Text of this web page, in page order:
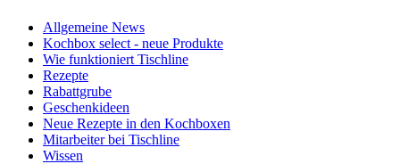
Allgemeine News
Kochbox select - neue Produkte
Wie funktioniert Tischline
Rezepte
Rabattgrube
Geschenkideen
Neue Rezepte in den Kochboxen
Mitarbeiter bei Tischline
Wissen